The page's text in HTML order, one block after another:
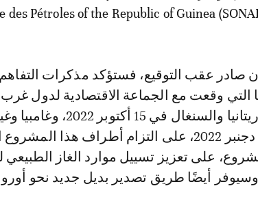
صادر عقب التوقيع، فستؤكد مذكرات
2022، وموريتانيا والسنغال
وغانا في 5 دجنبر 2022، على التزام أطراف هذا
على تعزيز تسييل موارد الغاز الطبيعي
أيضًا طريق تصدير بديل جديد نحو